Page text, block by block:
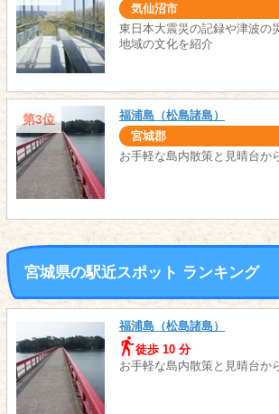
気仙沼市
東日本大震災の記録や津波の
地域の文化を紹介
第3位 福浦島（松島諸島）
宮城郡
お手軽な島内散策と見晴台か
宮城県の駅近スポット ランキング
福浦島（松島諸島）
徒歩 10 分
お手軽な島内散策と見晴台か